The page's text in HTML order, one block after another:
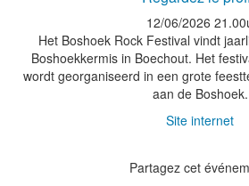
12/06/2026
Het Boshoek Rock Festival vindt
Boshoekkermis in Boechout. Het
wordt georganiseerd in een grote
aan de Boshoek.
Site internet
Partagez cet